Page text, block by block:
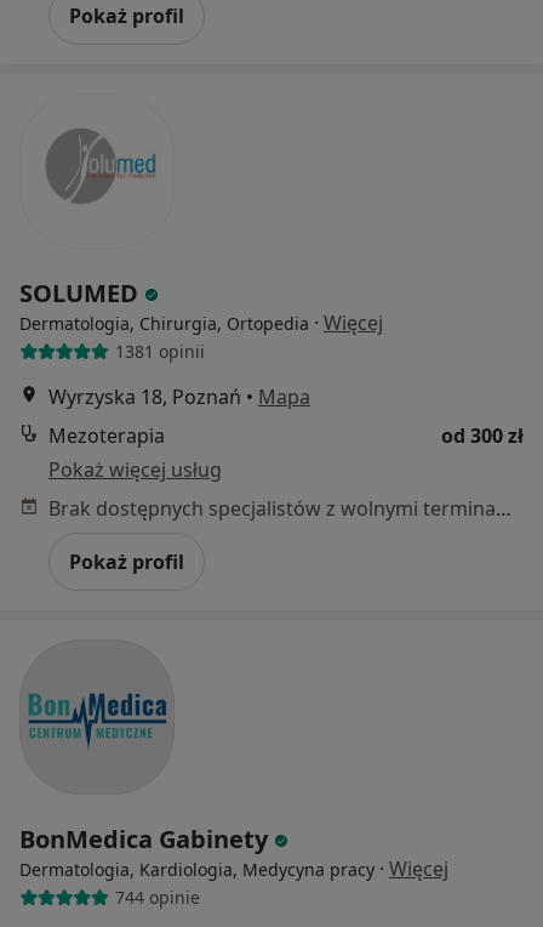
Pokaż profil
SOLUMED
Dermatologia, Chirurgia, Ortopedia · Więcej
1381 opinii
Wyrzyska 18, Poznań • Mapa
Mezoterapia
od 300 zł
Pokaż więcej usług
Brak dostępnych specjalistów z wolnymi terminami w tym centrum medycznym.
Pokaż profil
BonMedica Gabinety
Dermatologia, Kardiologia, Medycyna pracy · Więcej
744 opinie